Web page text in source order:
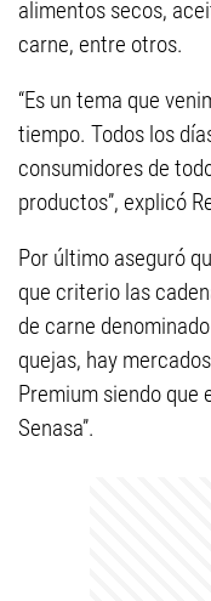
alimentos secos,
carne, entre otros.
“Es un tema que
tiempo. Todos los
consumidores de
productos”, explicó
Por último aseguró
que criterio las
de carne
quejas, hay
Premium siendo que
Senasa”.